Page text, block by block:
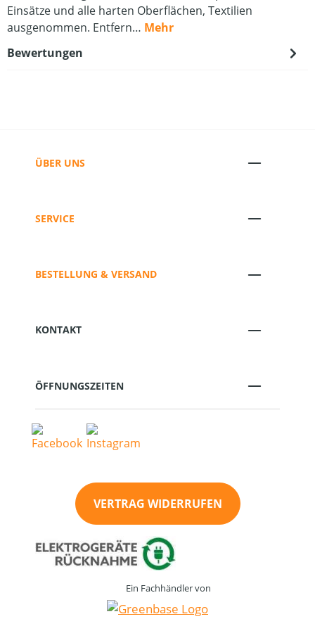
Einsätze und alle harten Oberflächen, Textilien
ausgenommen. Entfern… Mehr
Bewertungen
ÜBER UNS
SERVICE
BESTELLUNG & VERSAND
KONTAKT
ÖFFNUNGSZEITEN
VERTRAG WIDERRUFEN
Ein Fachhändler von